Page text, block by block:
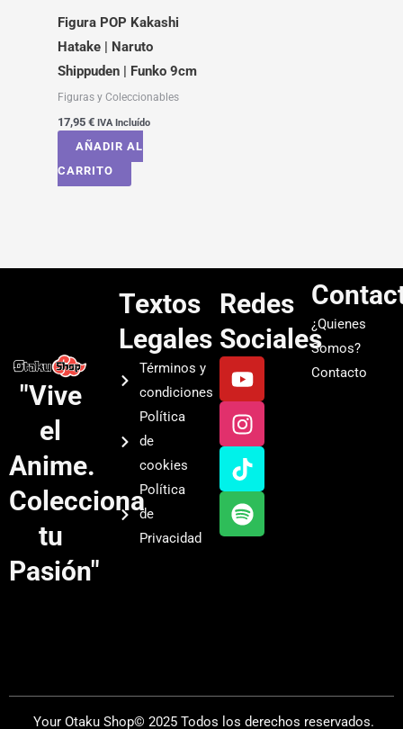
Figura POP Kakashi
Hatake | Naruto
Shippuden | Funko 9cm
Figuras y Coleccionables
17,95 € IVA Incluído
AÑADIR AL
CARRITO
"Vive
el
Anime.
Colecciona
tu
Pasión"
Textos
Legales
Términos y
condiciones
Política
de
cookies
Política
de
Privacidad
Redes
Sociales
Y
o
u
t
u
b
e
I
n
s
t
a
g
r
a
T
i
k
t
o
k
S
p
o
t
i
f
y
¿Quienes
Somos?
Contacto
Your Otaku Shop© 2025 Todos los derechos reservados.